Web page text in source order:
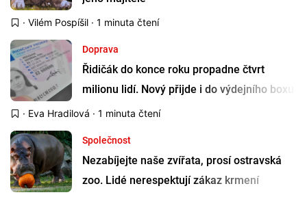
· Vilém Pospíšil · 1 minuta čtení
Doprava
Řidičák do konce roku propadne čtvrt
milionu lidí. Nový přijde i do výdejního boxu
· Eva Hradilová · 1 minuta čtení
Společnost
Nezabíjejte naše zvířata, prosí ostravská
zoo. Lidé nerespektují zákaz krmení